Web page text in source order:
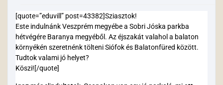
[quote=”eduvill” post=43382]Sziasztok!
Este indulnánk Veszprém megyébe a Sobri Jóska parkba
hétvégére Baranya megyéből. Az éjszakát valahol a balaton
környékén szeretnénk tölteni Siófok és Balatonfüred között.
Tudtok valami jó helyet?
Köszi![/quote]